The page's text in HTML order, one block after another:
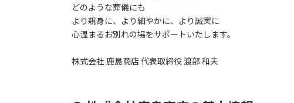
どのような葬儀にも
より親身に、より細やかに、より誠実に
心温まるお別れの場をサポートいたします。
株式会社 鹿島商店 代表取締役 渡部 和夫